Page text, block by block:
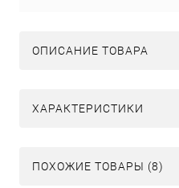
ОПИСАНИЕ ТОВАРА
ХАРАКТЕРИСТИКИ
ПОХОЖИЕ ТОВАРЫ (8)